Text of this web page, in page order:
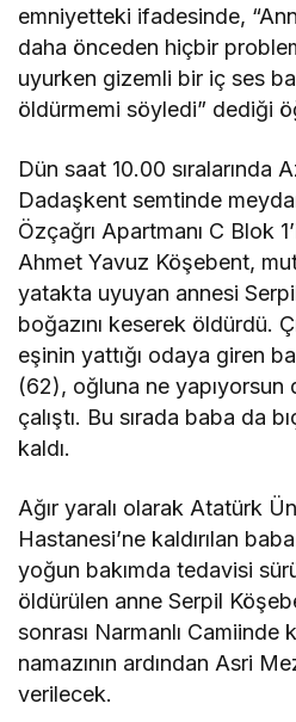
emniyetteki ifadesinde,
daha önceden hiçbir
uyurken gizemli bir iç ses
öldürmemi söyledi” dediği
Dün saat 10.00 sıralarında
Dadaşkent semtinde
Özçağrı Apartmanı C Blok
Ahmet Yavuz Köşebent,
yatakta uyuyan annesi
boğazını keserek öldürdü.
eşinin yattığı odaya giren
(62), oğluna ne yapıyorsun
çalıştı. Bu sırada baba da
kaldı.
Ağır yaralı olarak Atatürk
Hastanesi’ne kaldırılan
yoğun bakımda tedavisi
öldürülen anne Serpil
sonrası Narmanlı Camiinde
namazının ardından Asri
verilecek.